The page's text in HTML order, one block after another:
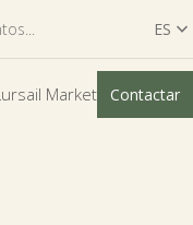
ES 
ES
EU
Market Contactar